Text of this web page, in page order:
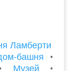
Ламберти
башня •
Музей
•